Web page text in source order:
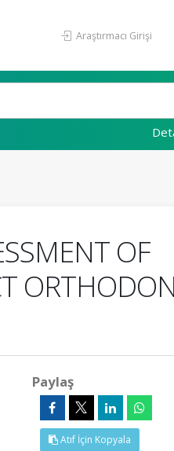
Araştırmacı Girişi
OF
Paylaş
Atıf İçin Kopyala